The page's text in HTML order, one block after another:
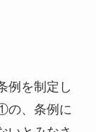
例を制定し
の、条例に